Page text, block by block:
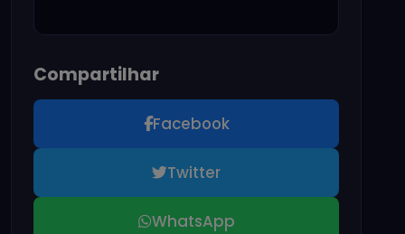
Compartilhar
Facebook
Twitter
WhatsApp